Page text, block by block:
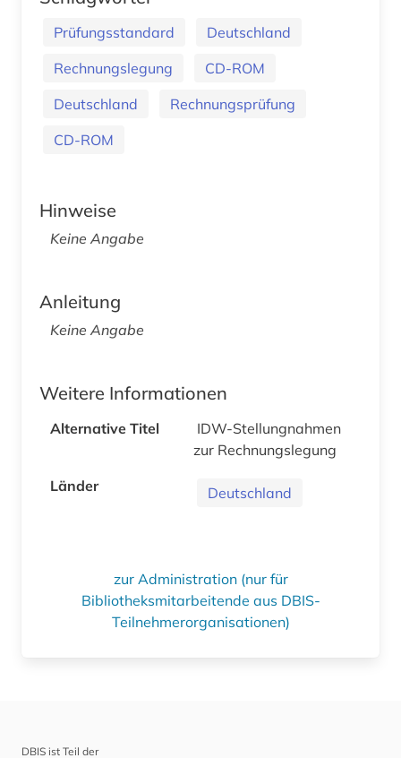
Prüfungsstandard
Deutschland
Rechnungslegung
CD-ROM
Deutschland
Rechnungsprüfung
CD-ROM
Hinweise
Keine Angabe
Anleitung
Keine Angabe
Weitere Informationen
Alternative Titel
IDW-Stellungnahmen
zur Rechnungslegung
Länder
Deutschland
zur Administration (nur für
Bibliotheksmitarbeitende aus DBIS-
Teilnehmerorganisationen)
DBIS ist Teil der